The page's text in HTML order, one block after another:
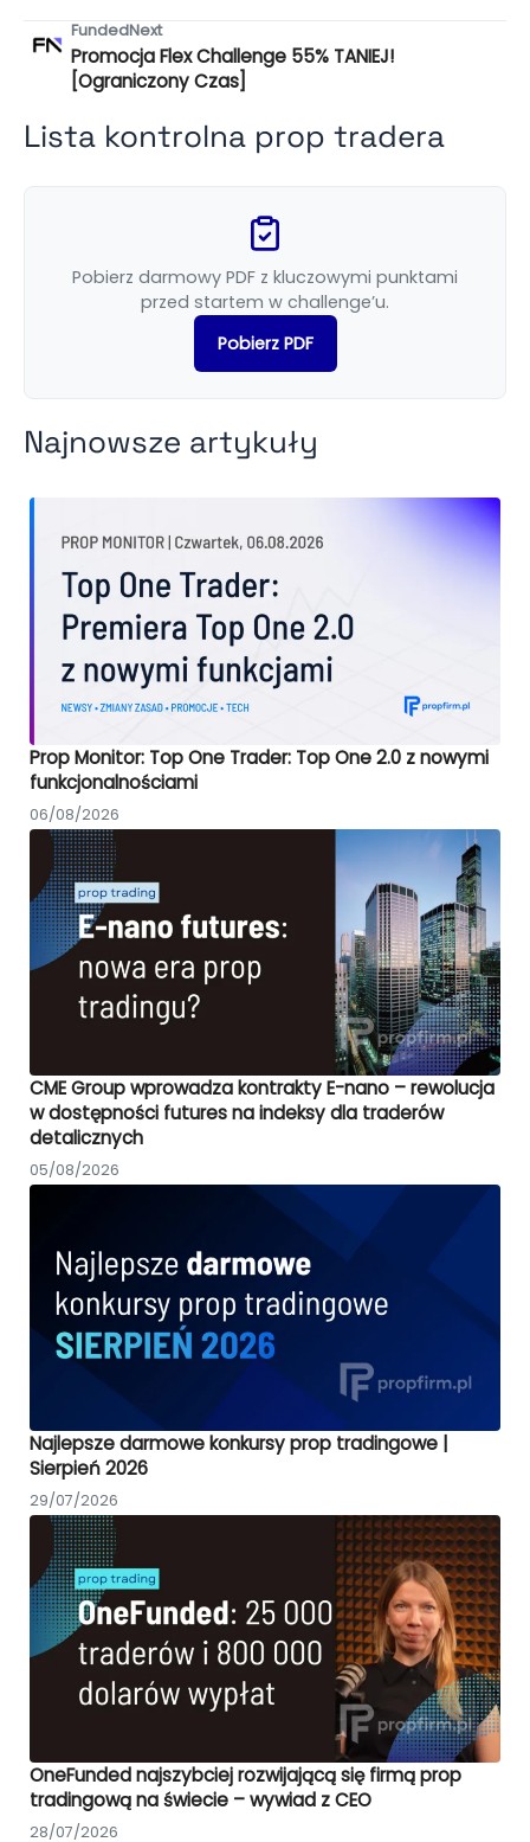
FundedNext
Promocja Flex Challenge 55% TANIEJ!
[Ograniczony Czas]
Lista kontrolna prop tradera
Pobierz darmowy PDF z kluczowymi punktami
przed startem w challenge’u.
Pobierz PDF
Najnowsze artykuły
Prop Monitor: Top One Trader: Top One 2.0 z nowymi
funkcjonalnościami
06/08/2026
CME Group wprowadza kontrakty E-nano – rewolucja
w dostępności futures na indeksy dla traderów
detalicznych
05/08/2026
Najlepsze darmowe konkursy prop tradingowe |
Sierpień 2026
29/07/2026
OneFunded najszybciej rozwijającą się firmą prop
tradingową na świecie – wywiad z CEO
28/07/2026